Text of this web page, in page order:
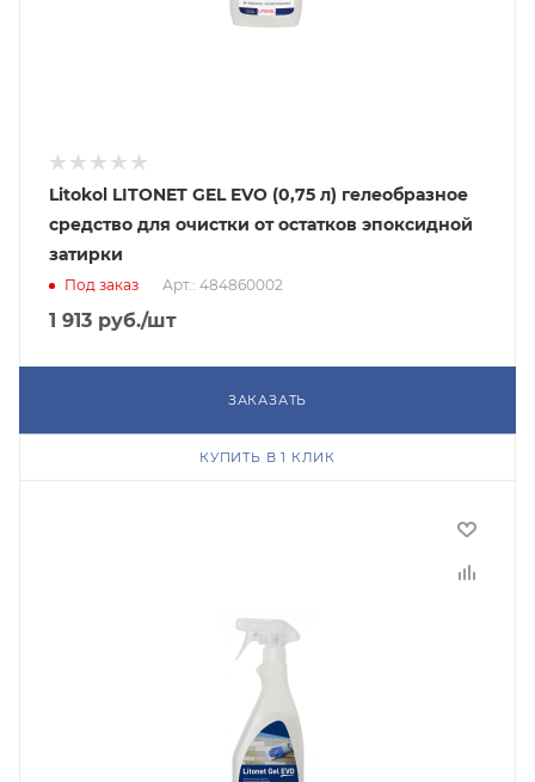
Litokol LITONET GEL EVO (0,75 л) гелеобразное
средство для очистки от остатков эпоксидной
затирки
Под заказ Арт.: 484860002
1 913 руб./шт
ЗАКАЗАТЬ
КУПИТЬ В 1 КЛИК